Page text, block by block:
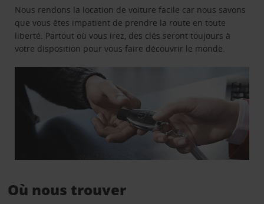
Nous rendons la location de voiture facile car nous savons
que vous êtes impatient de prendre la route en toute
liberté. Partout où vous irez, des clés seront toujours à
votre disposition pour vous faire découvrir le monde.
Où nous trouver